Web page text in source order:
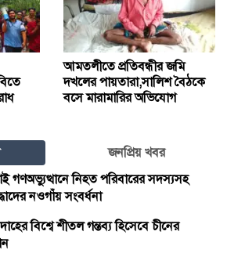
আমতলীতে প্রতিবন্ধীর জমি
দখলের পায়তারা,সালিশ বৈঠকে
বসে মারামারির অভিযোগ
জনপ্রিয় খবর
গণঅভ্যুত্থানে নিহত পরিবারের সদস্যসহ
নওগাঁয় সংবর্ধনা
বিশ্বে শীতল গন্তব্য হিসেবে চীনের